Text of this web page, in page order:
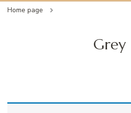
Home page
Grey